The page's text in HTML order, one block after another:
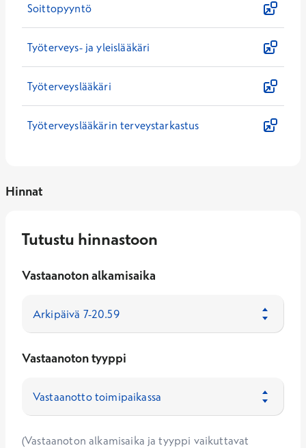
Soittopyyntö
Työterveys- ja yleislääkäri
Työterveyslääkäri
Työterveyslääkärin terveystarkastus
Hinnat
Tutustu hinnastoon
Vastaanoton alkamisaika
Vastaanoton tyyppi
(Vastaanoton alkamisaika ja tyyppi vaikuttavat